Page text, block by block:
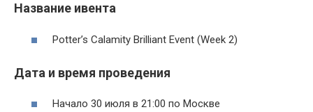
Название ивента
Potter’s Calamity Brilliant Event (Week 2)
Дата и время проведения
Начало 30 июля в 21:00 по Москве